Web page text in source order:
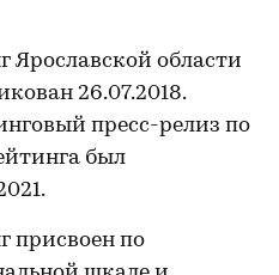
Ярославской области
26.07.2018.
пресс-релиз по
был
присвоен по